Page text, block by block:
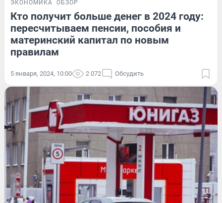
ЭКОНОМИКА ОБЗОР
Кто получит больше денег в 2024 году:
пересчитываем пенсии, пособия и
материнский капитал по новым
правилам
5 января, 2024, 10:00 2 072 Обсудить